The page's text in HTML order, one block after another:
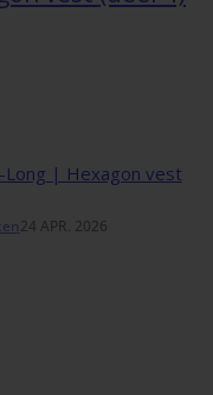
Long | Hexagon vest
24 APR. 2026